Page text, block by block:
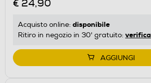
€ 24,90
Acquisto online: disponibile
Ritiro in negozio in 30' gratuito: verifica
AGGIUNGI